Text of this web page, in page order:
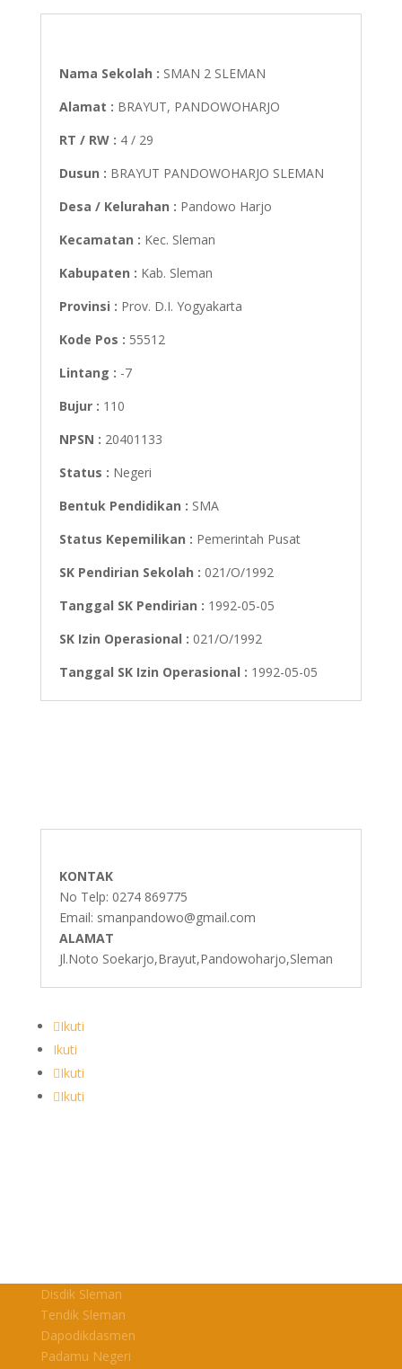
Nama Sekolah : SMAN 2 SLEMAN
Alamat : BRAYUT, PANDOWOHARJO
RT / RW : 4 / 29
Dusun : BRAYUT PANDOWOHARJO SLEMAN
Desa / Kelurahan : Pandowo Harjo
Kecamatan : Kec. Sleman
Kabupaten : Kab. Sleman
Provinsi : Prov. D.I. Yogyakarta
Kode Pos : 55512
Lintang : -7
Bujur : 110
NPSN : 20401133
Status : Negeri
Bentuk Pendidikan : SMA
Status Kepemilikan : Pemerintah Pusat
SK Pendirian Sekolah : 021/O/1992
Tanggal SK Pendirian : 1992-05-05
SK Izin Operasional : 021/O/1992
Tanggal SK Izin Operasional : 1992-05-05
KONTAK
No Telp: 0274 869775
Email: smanpandowo@gmail.com
ALAMAT
Jl.Noto Soekarjo,Brayut,Pandowoharjo,Sleman
Ikuti
Ikuti
Ikuti
Ikuti
Disdik Sleman
Tendik Sleman
Dapodikdasmen
Padamu Negeri